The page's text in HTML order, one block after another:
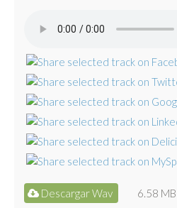
Descargar Wav 6.58 MB